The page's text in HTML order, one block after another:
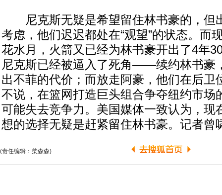
尼克斯无疑是希望留住林书豪的，但
考虑，他们迟迟都处在“观望”的状态。而
花水月，火箭又已经为林书豪开出了4年
尼克斯已经被逼入了死角——续约林书豪
出不菲的代价；而放走阿豪，他们在后卫
不说，在篮网打造巨头组合争夺纽约市场
可能失去竞争力。美国媒体一致认为，现
想的选择无疑是赶紧留住林书豪。记者曾
(责任编辑：柴森森)